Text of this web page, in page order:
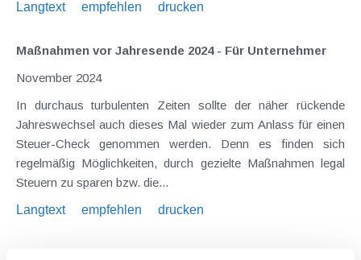
Langtext
empfehlen drucken
Maßnahmen vor Jahresende 2024 - Für Unternehmer
November 2024
In durchaus turbulenten Zeiten sollte der näher rückende
Jahreswechsel auch dieses Mal wieder zum Anlass für einen
Steuer-Check genommen werden. Denn es finden sich
regelmäßig Möglichkeiten, durch gezielte Maßnahmen legal
Steuern zu sparen bzw. die...
Langtext
empfehlen drucken